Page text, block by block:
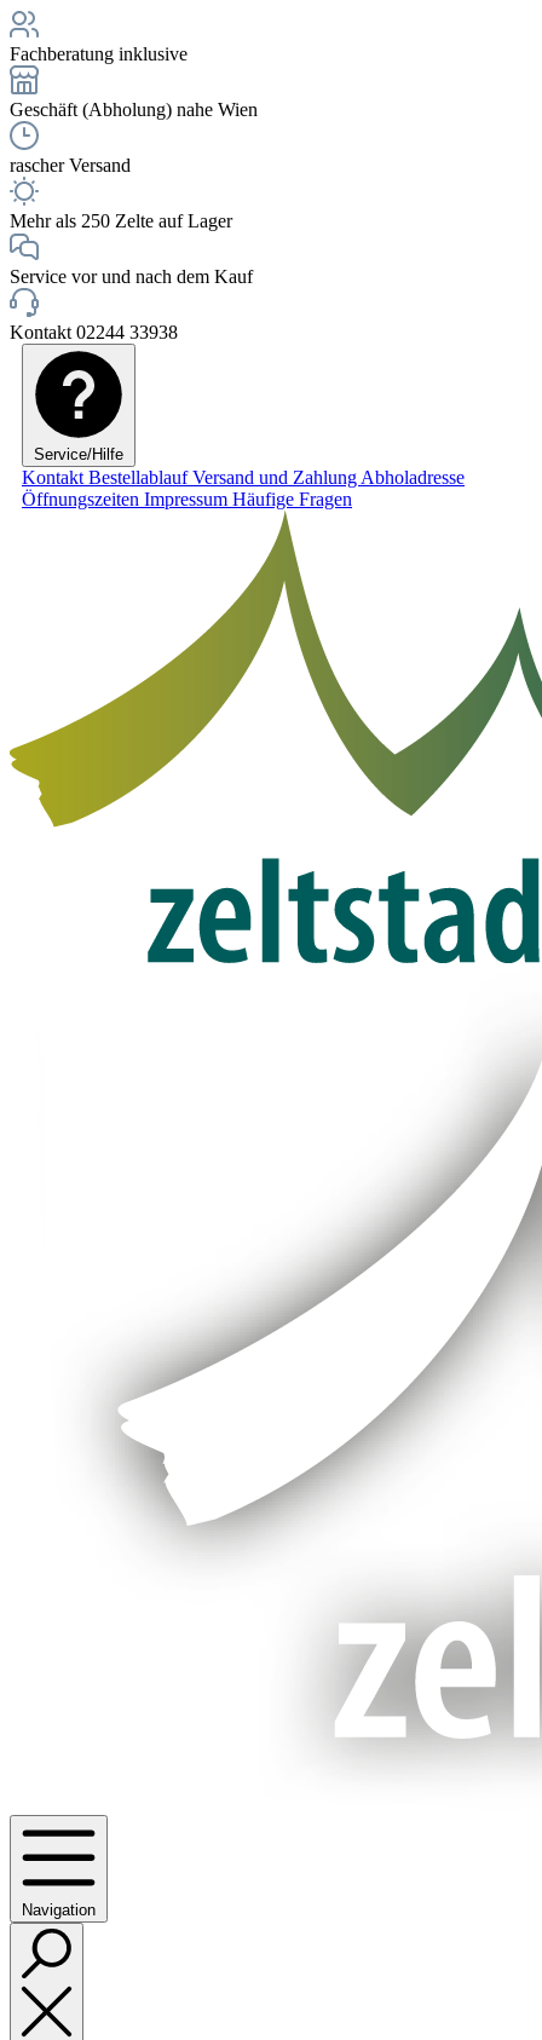
Fachberatung inklusive
Geschäft (Abholung) nahe Wien
rascher Versand
Mehr als 250 Zelte auf Lager
Service vor und nach dem Kauf
Kontakt 02244 33938
Service/Hilfe
Kontakt BestellablaufVersand und Zahlung Abholadresse
Öffnungszeiten Impressum Häufige Fragen
Navigation